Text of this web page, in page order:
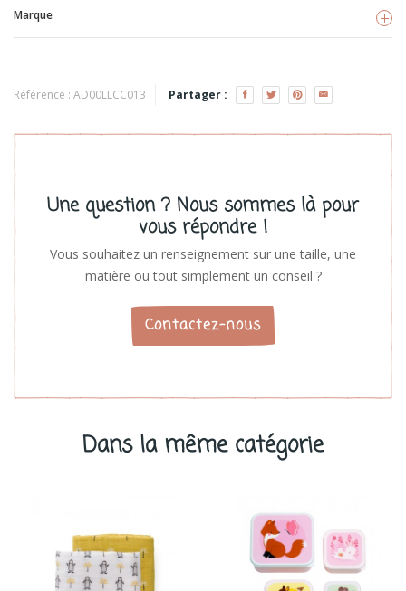
Marque
Voir les produits
Référence : AD00LLCC013 Partager :
Une question ? Nous sommes là pour
vous répondre !
Vous souhaitez un renseignement sur une taille, une
matière ou tout simplement un conseil ?
Contactez-nous
Dans la même catégorie